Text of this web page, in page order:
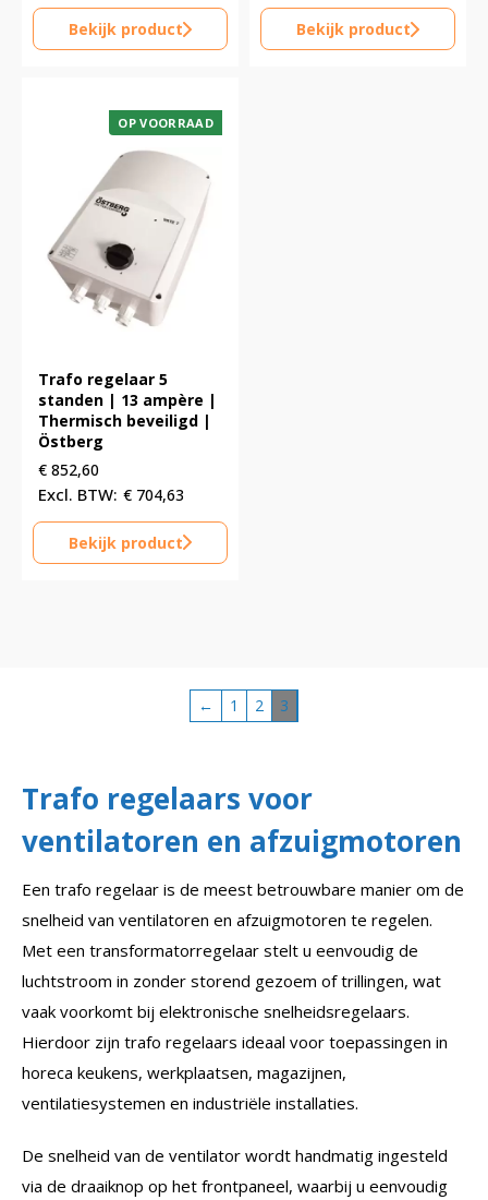
Bekijk product Bekijk product
OP VOORRAAD
Trafo regelaar 5
standen | 13 ampère |
Thermisch beveiligd |
Östberg
€ 852,60
€ 704,63
Bekijk product
← 1 2 3
Trafo regelaars voor
ventilatoren en afzuigmotoren
Een trafo regelaar is de meest betrouwbare manier om de
snelheid van ventilatoren en afzuigmotoren te regelen.
Met een transformatorregelaar stelt u eenvoudig de
luchtstroom in zonder storend gezoem of trillingen, wat
vaak voorkomt bij elektronische snelheidsregelaars.
Hierdoor zijn trafo regelaars ideaal voor toepassingen in
horeca keukens, werkplaatsen, magazijnen,
ventilatiesystemen en industriële installaties.
De snelheid van de ventilator wordt handmatig ingesteld
via de draaiknop op het frontpaneel, waarbij u eenvoudig